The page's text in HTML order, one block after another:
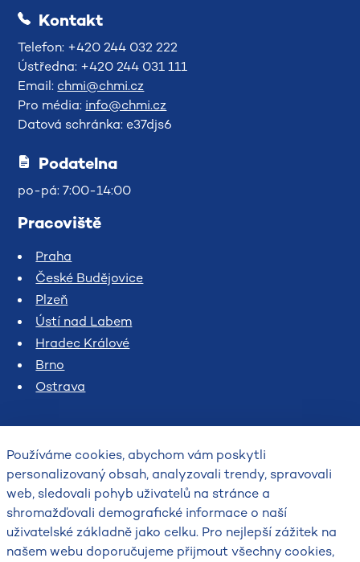
Kontakt
Telefon: +420 244 032 222
Ústředna: +420 244 031 111
Email: chmi@chmi.cz
Pro média: info@chmi.cz
Datová schránka: e37djs6
Podatelna
po-pá: 7:00-14:00
Pracoviště
Praha
České Budějovice
Plzeň
Ústí nad Labem
Hradec Králové
Brno
Ostrava
2026
Český hydrometeorologický ústav
Používáme cookies, abychom vám poskytli
personalizovaný obsah, analyzovali trendy, spravovali
web, sledovali pohyb uživatelů na stránce a
shromažďovali demografické informace o naší
uživatelské základně jako celku. Pro nejlepší zážitek na
našem webu doporučujeme přijmout všechny cookies,